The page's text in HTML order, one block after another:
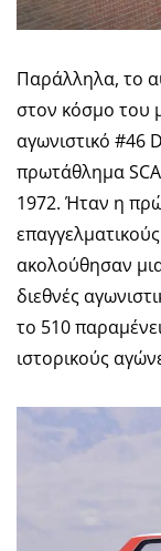
Παράλληλα, το
στον κόσμο του
αγωνιστικό #46
πρωτάθλημα
1972. Ήταν η
ακολούθησαν
διεθνές
το 510
ιστορικούς